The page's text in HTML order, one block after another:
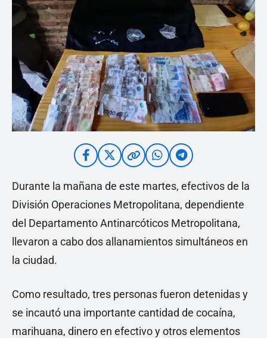
Durante la mañana de este martes, efectivos de la
División Operaciones Metropolitana, dependiente
del Departamento Antinarcóticos Metropolitana,
llevaron a cabo dos allanamientos simultáneos en
la ciudad.
Como resultado, tres personas fueron detenidas y
se incautó una importante cantidad de cocaína,
marihuana, dinero en efectivo y otros elementos